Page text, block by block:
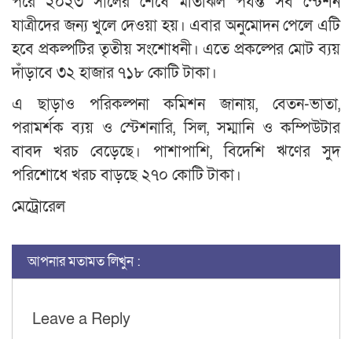
যাত্রীদের জন্য খুলে দেওয়া হয়। এবার অনুমোদন পেলে এটি
হবে প্রকল্পটির তৃতীয় সংশোধনী। এতে প্রকল্পের মোট ব্যয়
দাঁড়াবে ৩২ হাজার ৭১৮ কোটি টাকা।
এ ছাড়াও পরিকল্পনা কমিশন জানায়, বেতন-ভাতা,
পরামর্শক ব্যয় ও স্টেশনারি, সিল, সম্মানি ও কম্পিউটার
বাবদ খরচ বেড়েছে। পাশাপাশি, বিদেশি ঋণের সুদ
পরিশোধে খরচ বাড়ছে ২৭০ কোটি টাকা।
মেট্রোরেল
আপনার মতামত লিখুন :
Leave a Reply